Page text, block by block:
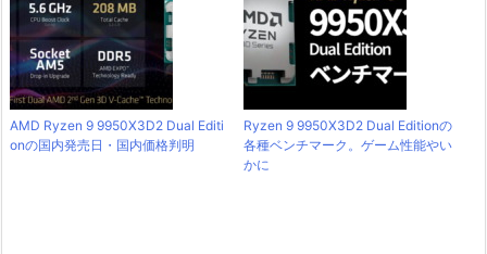
AMD Ryzen 9 9950X3D2 Dual Editi
onの国内発売日・国内価格判明
Ryzen 9 9950X3D2 Dual Editionの
各種ベンチマーク。ゲーム性能やい
かに